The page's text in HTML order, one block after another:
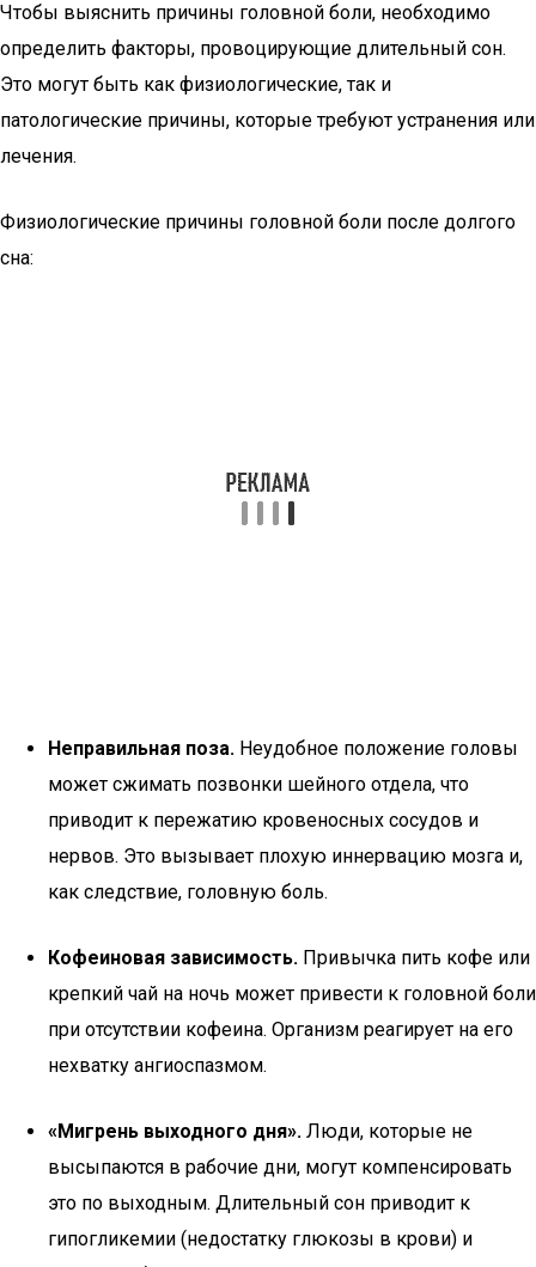
Чтобы выяснить причины головной боли, необходимо
определить факторы, провоцирующие длительный сон.
Это могут быть как физиологические, так и
патологические причины, которые требуют устранения или
лечения.
Физиологические причины головной боли после долгого
сна:
Неправильная поза. Неудобное положение головы
может сжимать позвонки шейного отдела, что
приводит к пережатию кровеносных сосудов и
нервов. Это вызывает плохую иннервацию мозга и,
как следствие, головную боль.
Кофеиновая зависимость. Привычка пить кофе или
крепкий чай на ночь может привести к головной боли
при отсутствии кофеина. Организм реагирует на его
нехватку ангиоспазмом.
«Мигрень выходного дня». Люди, которые не
высыпаются в рабочие дни, могут компенсировать
это по выходным. Длительный сон приводит к
гипогликемии (недостатку глюкозы в крови) и